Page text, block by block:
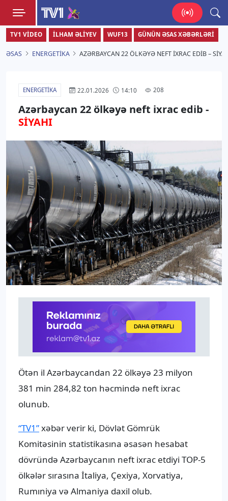
TV1
Zamanı bizimlə yaşa!
TV1 VIDEO İLHAM ƏLIYEV WUF13 GÜNÜN ƏSAS XƏBƏRLƏRI
ƏSAS ENERGETIKA AZƏRBAYCAN 22 ÖLKƏYƏ NEFT IXRAC EDIB –
ENERGETIKA 22.01.2026 14:10 208
Azərbaycan 22 ölkəyə neft ixrac edib -
SİYAHI
Ötən il Azərbaycandan 22 ölkəyə 23 milyon
381 min 284,82 ton həcmində neft ixrac
olunub.
“TV1”xəbər verir ki, Dövlət Gömrük
Komitəsinin statistikasına əsasən hesabat
dövründə Azərbaycanın neft ixrac etdiyi TOP-5
ölkələr sırasına İtaliya, Çexiya, Xorvatiya,
Rumıniya və Almaniya daxil olub.